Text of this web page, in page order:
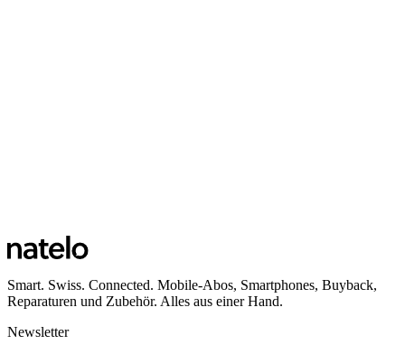
Smart. Swiss. Connected. Mobile-Abos, Smartphones, Buyback,
Reparaturen und Zubehör. Alles aus einer Hand.
Newsletter